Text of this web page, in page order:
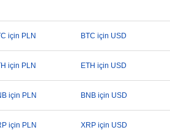
için PLN BTC için USD
için PLN ETH için USD
için PLN BNB için USD
için PLN XRP için USD